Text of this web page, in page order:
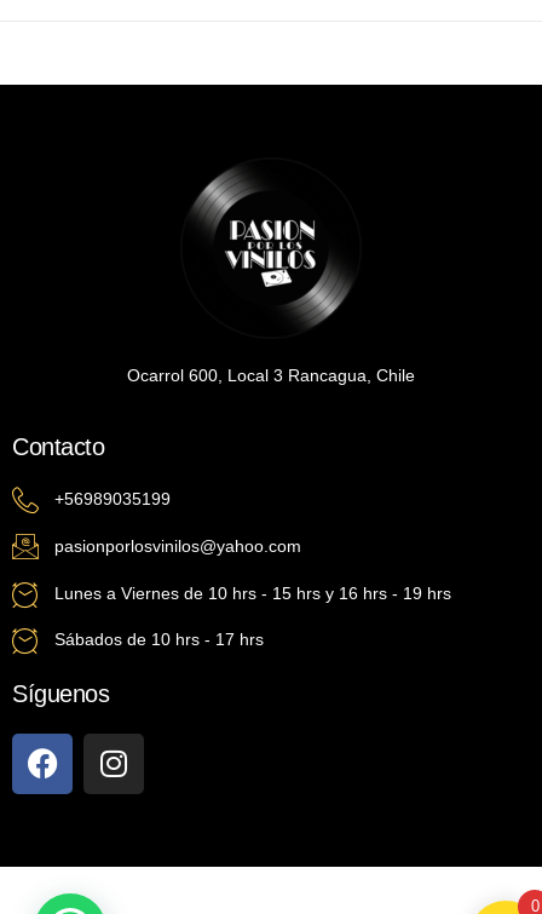
Ocarrol 600, Local 3 Rancagua, Chile
Contacto
+56989035199
pasionporlosvinilos@yahoo.com
Lunes a Viernes de 10 hrs - 15 hrs y 16 hrs - 19 hrs
Sábados de 10 hrs - 17 hrs
Síguenos
0